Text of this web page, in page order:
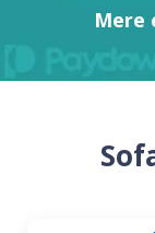
Mere